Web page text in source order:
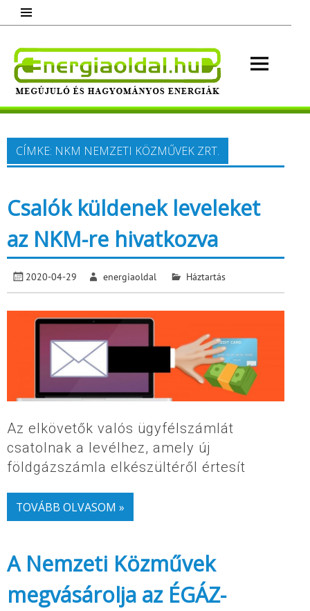
content
Megújuló és hagyományos energiák.
Minden, ami energia!
CÍMKE: NKM NEMZETI KÖZMŰVEK ZRT.
Csalók küldenek leveleket
az NKM-re hivatkozva
2020-04-29 energiaoldal Háztartás
Az elkövetők valós ügyfélszámlát
csatolnak a levélhez, amely új
földgázszámla elkészültéről értesít
TOVÁBB OLVASOM »
A Nemzeti Közművek
megvásárolja az ÉGÁZ-